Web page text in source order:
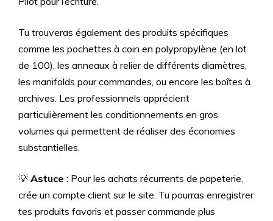
Tu trouveras également des produits spécifiques
comme les pochettes à coin en polypropylène (en lot
de 100), les anneaux à relier de différents diamètres,
les manifolds pour commandes, ou encore les boîtes à
archives. Les professionnels apprécient
particulièrement les conditionnements en gros
volumes qui permettent de réaliser des économies
substantielles.
💡 Astuce : Pour les achats récurrents de papeterie,
crée un compte client sur le site. Tu pourras enregistrer
tes produits favoris et passer commande plus